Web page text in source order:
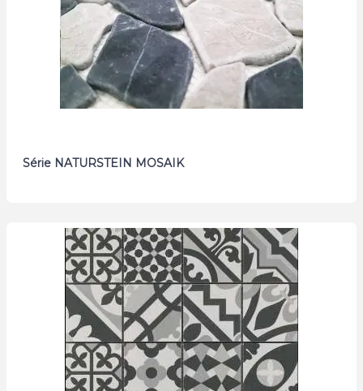
Série NATURSTEIN MOSAIK